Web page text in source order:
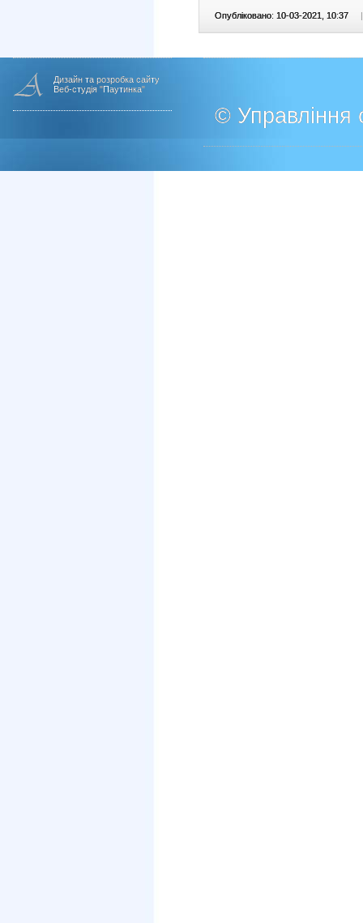
Опубліковано: 10-03-2021, 10:37 |
Дизайн та розробка сайту
Веб-студія "Паутинка"
© Управління